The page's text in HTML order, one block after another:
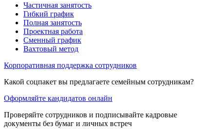
Частичная занятость
Гибкий график
Полная занятость
Проектная работа
Сменный график
Вахтовый метод
Корпоративная поддержка сотрудников
Какой соцпакет вы предлагаете семейным сотрудникам?
Оформляйте кандидатов онлайн
Проверяйте сотрудников и подписывайте кадровые
документы без бумаг и личных встреч